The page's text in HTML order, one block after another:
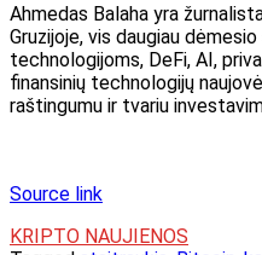
Ahmedas Balaha yra
Gruzijoje, vis daugiau
technologijoms, DeFi, AI,
finansinių technologijų
raštingumu ir tvariu
Source link
KRIPTO NAUJIENOS